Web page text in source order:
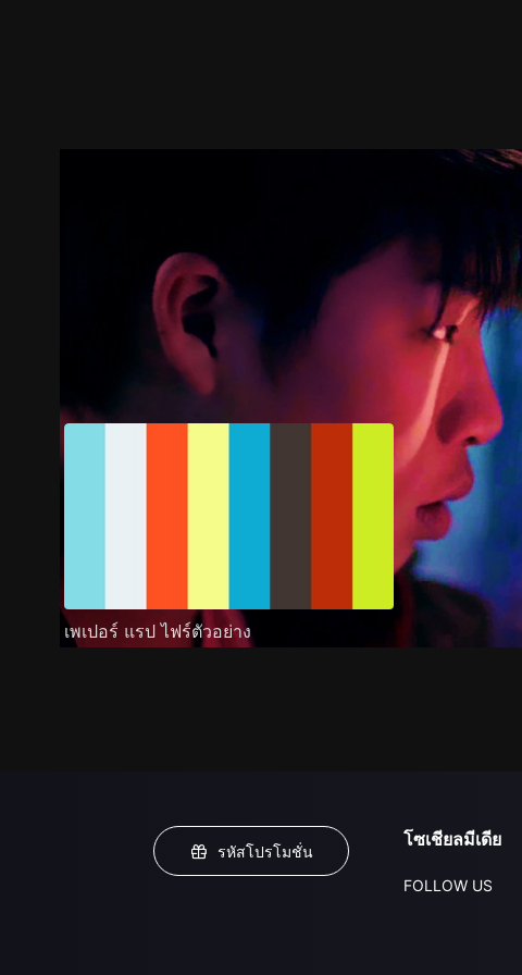
ภาพนิ่ง รายละเอียด
เพเปอร์ แรป ไฟร์ตัวอย่าง
รหัสโปรโมชั่น
โซเชียลมีเดีย
FOLLOW US